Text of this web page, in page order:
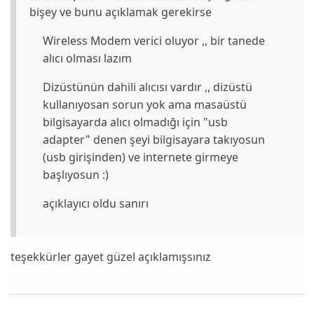
bişey ve bunu açıklamak gerekirse
Wireless Modem verici oluyor ,, bir tanede
alıcı olması lazım
Dizüstünün dahili alıcısı vardır ,, dizüstü
kullanıyosan sorun yok ama masaüstü
bilgisayarda alıcı olmadığı için "usb
adapter" denen şeyi bilgisayara takıyosun
(usb girişinden) ve internete girmeye
başlıyosun :)
açıklayıcı oldu sanırı
teşekkürler gayet güzel açıklamışsınız